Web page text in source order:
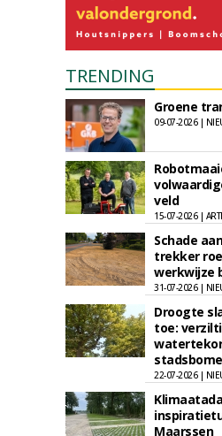
TRENDING
Groene
09-07-2026 |
veld
15-07-2026 |
Schade
trekker
werkwijze
31-07-2026 |
Droogte
toe:
22-07-2026 |
Maarssen